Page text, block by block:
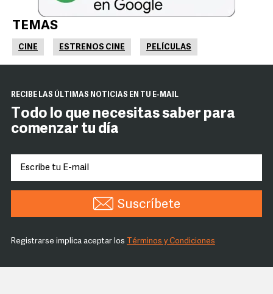
TEMAS
CINE ESTRENOS CINE PELÍCULAS
RECIBE LAS ÚLTIMAS NOTICIAS EN TU E-MAIL
Todo lo que necesitas saber para
comenzar tu día
Suscríbete
Registrarse implica aceptar los Términos y Condiciones